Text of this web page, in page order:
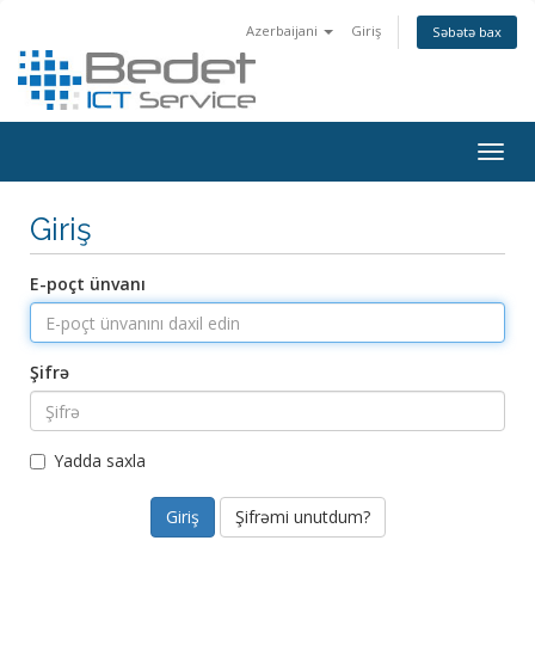
Azerbaijani Giriş Səbətə bax
Giriş
E-poçt ünvanı
Şifrə
Yadda saxla
Şifrəmi unutdum?